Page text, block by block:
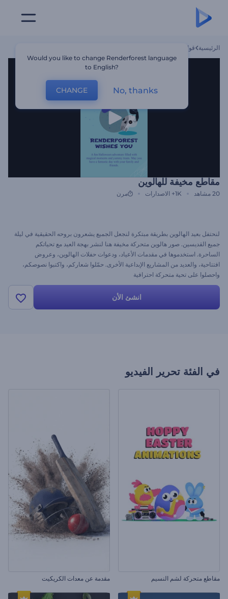
الرئيسية قوالب
مقاطع مخيفة للهالوين
20 مشاهد 1K+ الاصدارات مرن
لنحتفل بعيد الهالوين بطريقة مبتكرة لنجعل الجميع يشعرون بروحه الحقيقية في ليلة
جميع القديسين. صور هالوين متحركة مخيفة هنا لنشر بهجة العيد مع تحياتكم
الساحرة. استخدموها في مقدمات الأعياد، ودعوات حفلات الهالوين، وعروض
افتتاحية، والعديد من المشاريع الإبداعية الأخرى. حمّلوا شعاركم، واكتبوا نصوصكم،
واحصلوا على تحية متحركة احترافية
(https://www.renderforest.com/animation-maker) ببضع نقرات. جرّبوها
انشئ الأن
في الفئة تحرير الفيديو
مقاطع متحركة لشم النسيم مقدمة عن معدات الكريكيت
Would you like to change Renderforest language
to English?
CHANGE No, thanks